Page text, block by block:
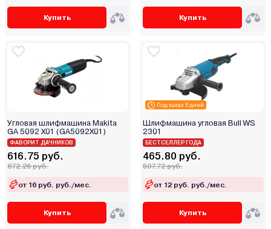
Купить Купить
Угловая шлифмашина Makita
GA 5092 X01 (GA5092X01)
ФАВОРИТ ДАЧНИКОВ
616.75 руб.
672.26 руб.
от 16 руб. руб./мес.
Купить
Под заказ 5 дней
Шлифмашина угловая Bull WS
2301
БЕСТСЕЛЛЕР ГОДА
465.80 руб.
507.72 руб.
от 12 руб. руб./мес.
Купить